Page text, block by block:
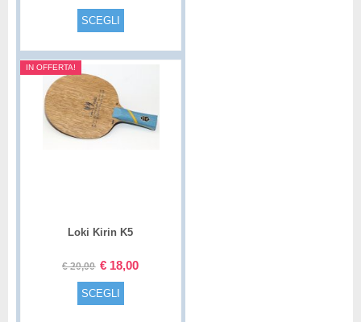
SCEGLI
IN OFFERTA!
Loki Kirin K5
€20,00 € 18,00
SCEGLI